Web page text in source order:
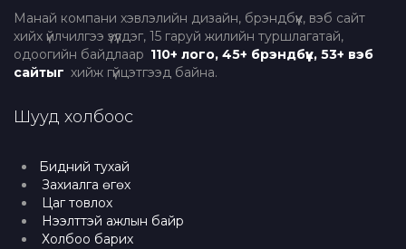
Манай компани хэвлэлийн дизайн, брэндбүүк, вэб сайт
хийх үйлчилгээ үзүүлдэг, 15 гаруй жилийн туршлагатай,
одоогийн байдлаар 110+ лого, 45+ брэндбүүк, 53+ вэб
сайтыг хийж гүйцэтгээд байна.
Шууд холбоос
Бидний тухай
Захиалга өгөх
Цаг товлох
Нээлттэй ажлын байр
Холбоо барих